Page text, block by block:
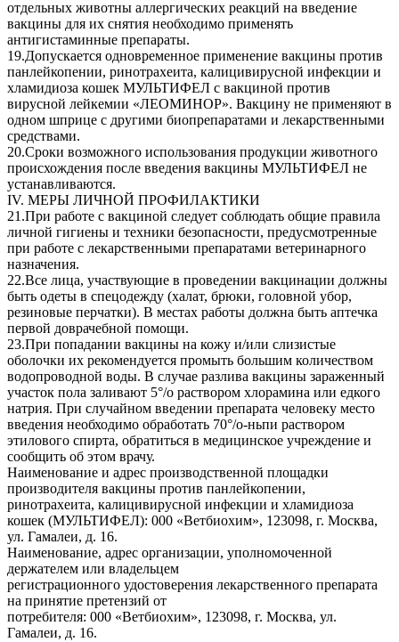
отдельных животны аллергических реакций на введение
вакцины для их снятия необходимо применять
антигистаминные препараты.
19.Допускается одновременное применение вакцины против
панлейкопении, ринотрахеита, калицивирусной инфекции и
хламидиоза кошек МУЛЬТИФЕЛ с вакциной против
вирусной лейкемии «ЛЕОМИНОР». Вакцину не применяют в
одном шприце с другими биопрепаратами и лекарственными
средствами.
20.Сроки возможного использования продукции животного
происхождения после введения вакцины МУЛЬТИФЕЛ не
устанавливаются.
IV. МЕРЫ ЛИЧНОЙ ПРОФИЛАКТИКИ
21.При работе с вакциной следует соблюдать общие правила
личной гигиены и техники безопасности, предусмотренные
при работе с лекарственными препаратами ветеринарного
назначения.
22.Все лица, участвующие в проведении вакцинации должны
быть одеты в спецодежду (халат, брюки, головной убор,
резиновые перчатки). В местах работы должна быть аптечка
первой доврачебной помощи.
23.При попадании вакцины на кожу и/или слизистые
оболочки их рекомендуется промыть большим количеством
водопроводной воды. В случае разлива вакцины зараженный
участок пола заливают 5°/о раствором хлорамина или едкого
натрия. При случайном введении препарата человеку место
введения необходимо обработать 70°/о-ньпи раствором
этилового спирта, обратиться в медицинское учреждение и
сообщить об этом врачу.
Наименование и адрес производственной площадки
производителя вакцины против панлейкопении,
ринотрахеита, калицивирусной инфекции и хламидиоза
кошек (МУЛЬТИФЕЛ): 000 «Ветбиохим», 123098, г. Москва,
ул. Гамалеи, д. 16.
Наименование, адрес организации, уполномоченной
держателем или владельцем
регистрационного удостоверения лекарственного препарата
на принятие претензий от
потребителя: 000 «Ветбиохим», 123098, г. Москва, ул.
Гамалеи, д. 16.